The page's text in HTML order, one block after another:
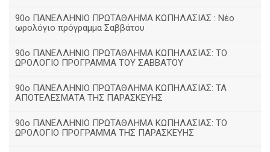
90ο ΠΑΝΕΛΛΗΝΙΟ ΠΡΩΤΑΘΛΗΜΑ ΚΩΠΗΛΑΣΙΑΣ : Νέο
ωρολόγιο πρόγραμμα Σαββάτου
90ο ΠΑΝΕΛΛΗΝΙΟ ΠΡΩΤΑΘΛΗΜΑ ΚΩΠΗΛΑΣΙΑΣ: ΤΟ
ΩΡΟΛΟΓΙΟ ΠΡΟΓΡΑΜΜΑ ΤΟΥ ΣΑΒΒΑΤΟΥ
90ο ΠΑΝΕΛΛΗΝΙΟ ΠΡΩΤΑΘΛΗΜΑ ΚΩΠΗΛΑΣΙΑΣ: ΤΑ
ΑΠΟΤΕΛΕΣΜΑΤΑ ΤΗΣ ΠΑΡΑΣΚΕΥΗΣ
90ο ΠΑΝΕΛΛΗΝΙΟ ΠΡΩΤΑΘΛΗΜΑ ΚΩΠΗΛΑΣΙΑΣ: ΤΟ
ΩΡΟΛΟΓΙΟ ΠΡΟΓΡΑΜΜΑ ΤΗΣ ΠΑΡΑΣΚΕΥΗΣ